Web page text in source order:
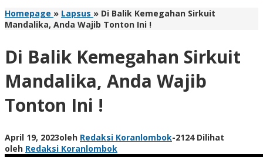
Homepage » Lapsus » Di Balik Kemegahan Sirkuit
Mandalika, Anda Wajib Tonton Ini !
Di Balik Kemegahan Sirkuit
Mandalika, Anda Wajib
Tonton Ini !
April 19, 2023oleh Redaksi Koranlombok-2124 Dilihat
oleh Redaksi Koranlombok